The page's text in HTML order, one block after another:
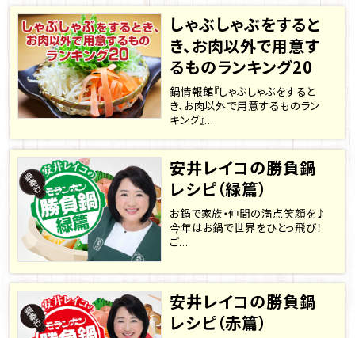
しゃぶしゃぶをすると
き、お肉以外で用意す
るものランキング20
鍋情報館『しゃぶしゃぶをすると
き、お肉以外で用意するものラン
キング』...
安井レイコの勝負鍋
レシピ（緑篇）
お鍋で家族・仲間の満点笑顔を♪
今年はお鍋で世界をひとっ飛び！
ご...
安井レイコの勝負鍋
レシピ（赤篇）